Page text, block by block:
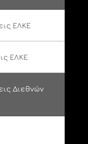
ΕΛΚΕ
ΕΛΚΕ
Διεθνών